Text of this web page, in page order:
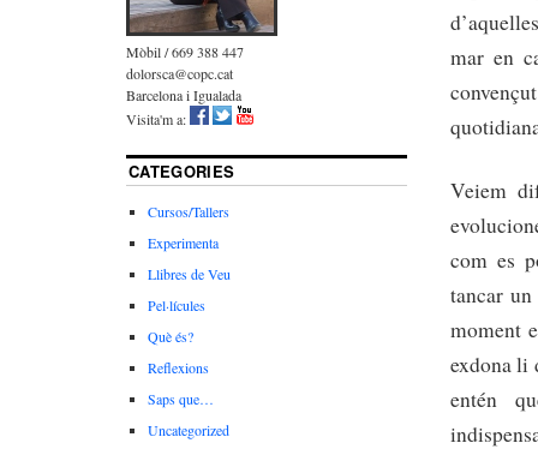
mar en
Veiem
com es
tancar
moment
exdona li
entén
Mòbil / 669 388 447
dolorsca@copc.cat
Barcelona i Igualada
Visita'm a:
CATEGORIES
Cursos/Tallers
Experimenta
Llibres de Veu
Pel·lícules
Què és?
Reflexions
Saps que…
Uncategorized